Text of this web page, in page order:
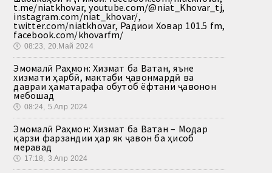
t.me/niatkhovar, youtube.com/@niat_Khovar_tj,
instagram.com/niat_khovar/,
twitter.com/niatkhovar, Радиои Ховар 101.5 fm,
facebook.com/khovarfm/
🕔 08:23, 20.Май 2024
Эмомалӣ Раҳмон: Хизмат ба Ватан, яъне
хизмати ҳарбӣ, мактаби ҷавонмардӣ ва
давраи ҳаматарафа обутоб ёфтани ҷавонон
мебошад
🕔 08:24, 5.Апр 2024
Эмомалӣ Раҳмон: Хизмат ба Ватан – Модар
қарзи фарзандии ҳар як ҷавон ба ҳисоб
меравад
🕔 17:18, 3.Апр 2024